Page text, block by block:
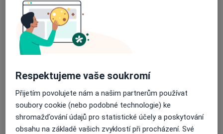
Dostupnost
Na této adrese online kalendář není aktivní
Co mám v takové situaci udělat?
Způsoby platby (soukromé návštěvy)
Na teto adrese lékař přijímá pacienty na pojišťovnu
Detaily
Respektujeme vaše soukromí
Přijetím povolujete nám a našim partnerům používat
soubory cookie (nebo podobné technologie) ke
shromažďování údajů pro statistické účely a poskytování
obsahu na základě vašich zvyklostí při procházení. Své